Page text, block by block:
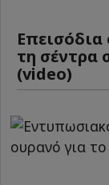
τη σέντρα
(video)